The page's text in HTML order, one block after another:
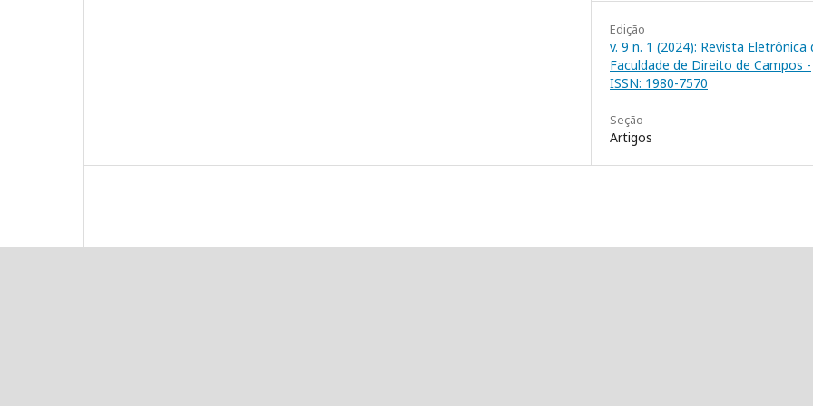
Edição
v. 9 n. 1 (2024): Revista Eletrônica
Faculdade de Direito de Campos -
ISSN: 1980-7570
Seção
Artigos